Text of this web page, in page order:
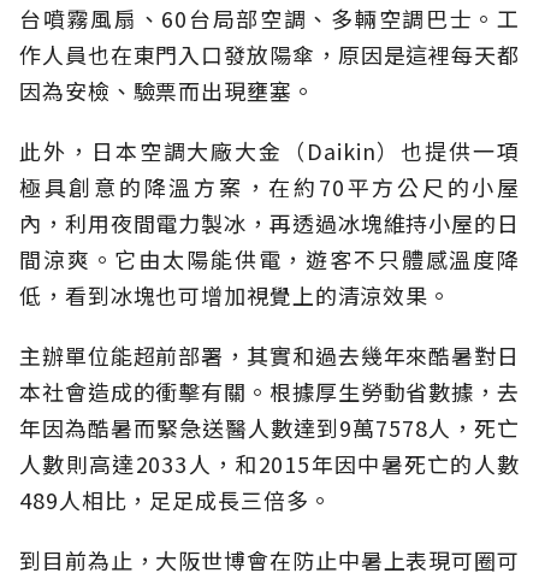
台噴霧風扇、60台局部空調、多輛空調巴士。工
作人員也在東門入口發放陽傘，原因是這裡每天都
因為安檢、驗票而出現壅塞。
此外，日本空調大廠大金（Daikin）也提供一項
極具創意的降溫方案，在約70平方公尺的小屋
內，利用夜間電力製冰，再透過冰塊維持小屋的日
間涼爽。它由太陽能供電，遊客不只體感溫度降
低，看到冰塊也可增加視覺上的清涼效果。
主辦單位能超前部署，其實和過去幾年來酷暑對日
本社會造成的衝擊有關。根據厚生勞動省數據，去
年因為酷暑而緊急送醫人數達到9萬7578人，死亡
人數則高達2033人，和2015年因中暑死亡的人數
489人相比，足足成長三倍多。
到目前為止，大阪世博會在防止中暑上表現可圈可